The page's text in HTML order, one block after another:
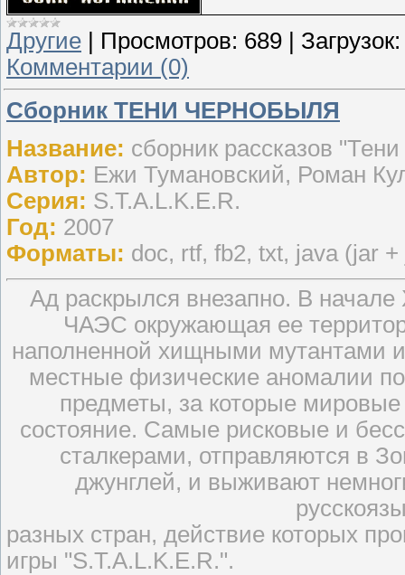
Другие Просмотров: 689
Загрузок:
Комментарии (0)
Сборник ТЕНИ ЧЕРНОБЫЛЯ
Название: сборник рассказов
Автор: Ежи Тумановский, Роман
Серия: S.T.A.L.K.E.R.
Год: 2007
Форматы: doc, rtf, fb2, txt, java (jar +
Ад раскрылся внезапно. В
ЧАЭС окружающая ее
наполненной хищными мутантами
местные физические аномалии
предметы, за которые
состояние. Самые рисковые и
сталкерами, отправляются в
джунглей, и выживают
разных стран, действие которых
игры "S.T.A.L.K.E.R.".